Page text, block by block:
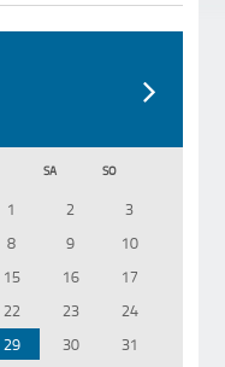
SA SO
1 2
3
8 9
10
15 16
17
22 23
24
29 30 31